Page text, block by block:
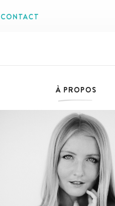
CONTACT
À PROPOS